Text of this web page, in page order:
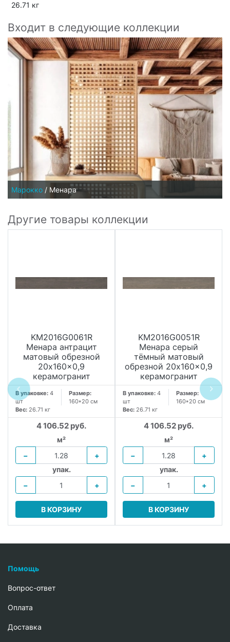
26.71 кг
Входит в следующие коллекции
Марокко / Менара
Другие товары коллекции
KM2016G0061R
Менара антрацит
матовый обрезной
20x160x0,9
керамогранит
В упаковке: 4
шт
Размер:
160*20 см
Вес: 26.71 кг
4 106.52 руб.
м²
−
+
упак.
−
+
В КОРЗИНУ
KM2016G0051R
Менара серый
тёмный матовый
обрезной 20x160x0,9
керамогранит
В упаковке: 4
шт
Размер:
160*20 см
Вес: 26.71 кг
4 106.52 руб.
м²
−
+
упак.
−
+
В КОРЗИНУ
Помощь
Вопрос-ответ
Oплата
Доставка